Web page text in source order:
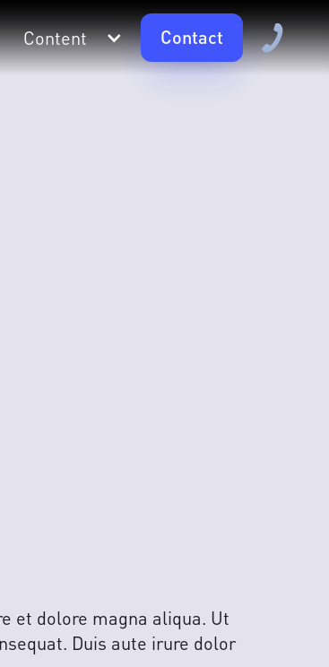
Content Contact
et dolore magna aliqua. Ut
Duis aute irure dolor